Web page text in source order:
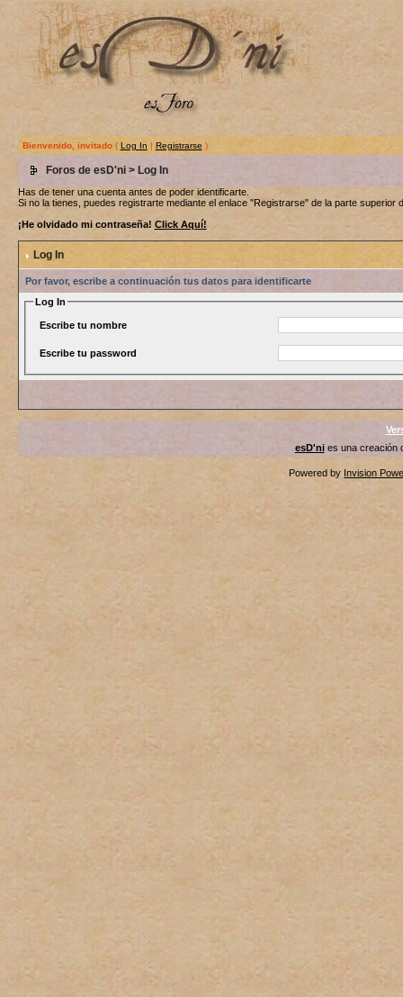
Bienvenido, invitado( Log In | Registrarse )
Foros de esD'ni> Log In
Has de tener una cuenta antes de poder identificarte.
Si no la tienes, puedes registrarte mediante el enlace "Registrarse" de la parte superior
¡He olvidado mi contraseña! Click Aquí!
Log In
Por favor, escribe a continuación tus datos para identificarte
Log In
Escribe tu nombre
Escribe tu password
esD'nies una creación
Powered by Invision